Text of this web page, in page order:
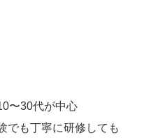
〜30代が中心
でも丁寧に研修しても